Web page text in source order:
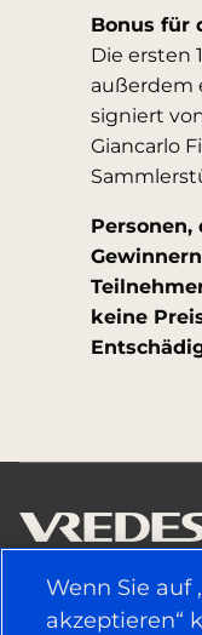
Bonus für
Die ersten
außerdem
signiert
Giancarlo
Personen,
keine
NÜTZLICHE LINKS
Wenn Sie auf
akzeptieren“